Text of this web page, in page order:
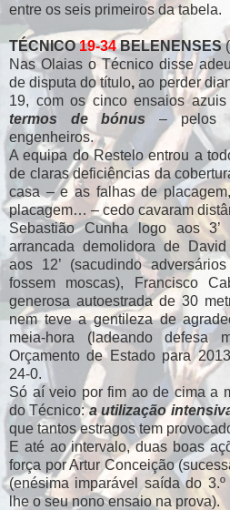
entre os seis primeiros da tabela.
TÉCNICO19-34BELENENSES
Nas Olaias o Técnico disse
de disputa do título, ao perder
19, com os cinco ensaios
termos de bónus – pelos
engenheiros.
A equipa do Restelo entrou a
de claras deficiências da
casa – e as falhas de
placagem… – cedo cavaram
Sebastião Cunha logo aos 3’
arrancada demolidora de
aos 12’ (sacudindo
fossem moscas), Francisco
generosa autoestrada de 30
nem teve a gentileza de
meia-hora (ladeando defesa
Orçamento de Estado para
24-0.
Só aí veio por fim ao de cima a
do Técnico:a utilização
que tantos estragos tem
E até ao intervalo, duas boas
força por Artur Conceição
(enésima imparável saída do
lhe o seu nono ensaio na prova).